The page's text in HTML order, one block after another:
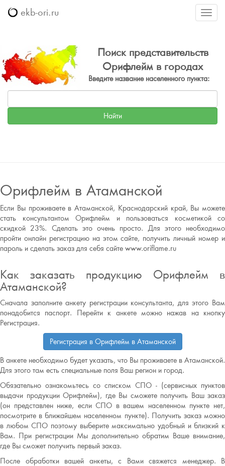
Меню
ekb-ori.ru
Поиск представительств
Орифлейм в городах
Введите название населенного пункта:
Орифлейм в Атаманской
Если Вы проживаете в Атаманской, Краснодарский край, Вы можете
стать консультантом Орифлейм и пользоваться косметикой со
скидкой 23%. Сделать это очень просто. Для этого необходимо
пройти онлайн регистрацию на этом сайте, получить личный номер и
пароль и сделать заказ для себя сайте www.oriflame.ru
Как заказать продукцию Орифлейм в
Атаманской?
Сначала заполните анкету регистрации консультанта, для этого Вам
понадобится паспорт. Перейти к анкете можно нажав на кнопку
Регистрация.
Регистрация в Орифлейм в Атаманской
В анкете необходимо будет указать, что Вы проживаете в Атаманской.
Для этого там есть специальные поля Ваш регион и город.
Обязательно ознакомьтесь со списком СПО - (сервисных пунктов
выдачи продукции Орифлейм), где Вы сможете получить Ваш заказ
(он представлен ниже, если СПО в вашем населенном пункте нет,
посмотрите в ближайшем населенном пункте). Получить заказ можно
в любом СПО поэтому выберите максимально удобный и близкий к
Вам. При регистрации Мы дополнительно обратим Ваше внимание,
где Вы сможет получить первый заказ.
После обработки вашей анкеты, с Вами свяжется менеджер. В